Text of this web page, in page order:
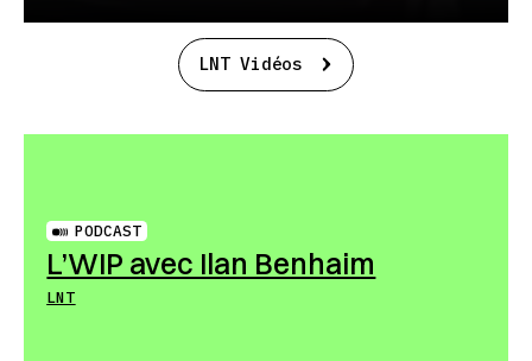
LNT Vidéos
PODCAST
L’WIP avec Ilan Benhaim
LNT